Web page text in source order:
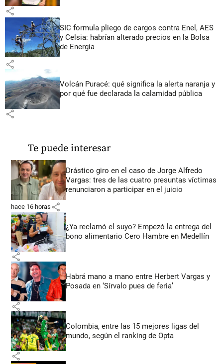
share
SIC formula pliego de cargos contra Enel, AES
y Celsia: habrían alterado precios en la Bolsa
de Energía
share
Volcán Puracé: qué significa la alerta naranja y
por qué fue declarada la calamidad pública
share
Te puede interesar
Drástico giro en el caso de Jorge Alfredo
Vargas: tres de las cuatro presuntas víctimas
renunciaron a participar en el juicio
hace 16 horas share
¿Ya reclamó el suyo? Empezó la entrega del
bono alimentario Cero Hambre en Medellín
share
Habrá mano a mano entre Herbert Vargas y
Posada en ‘Sírvalo pues de feria’
share
Colombia, entre las 15 mejores ligas del
mundo, según el ranking de Opta
share